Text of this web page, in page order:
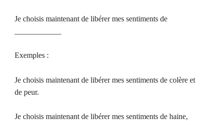
Je choisis maintenant de libérer mes sentiments de
Exemples :
Je choisis maintenant de libérer mes sentiments de colère et
de peur.
Je choisis maintenant de libérer mes sentiments de haine,